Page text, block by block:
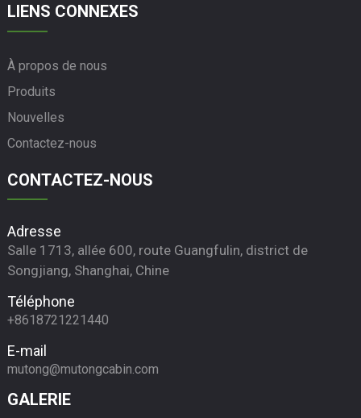
LIENS CONNEXES
À propos de nous
Produits
Nouvelles
Contactez-nous
CONTACTEZ-NOUS
Adresse
Salle 1713, allée 600, route Guangfulin, district de
Songjiang, Shanghai, Chine
Téléphone
+8618721221440
E-mail
mutong@mutongcabin.com
GALERIE